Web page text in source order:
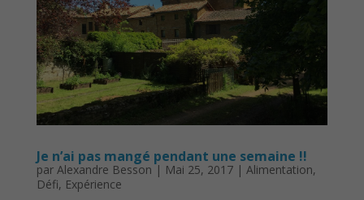
Je n’ai pas mangé pendant une semaine !!
par Alexandre Besson | Mai 25, 2017| Alimentation,
Défi, Expérience